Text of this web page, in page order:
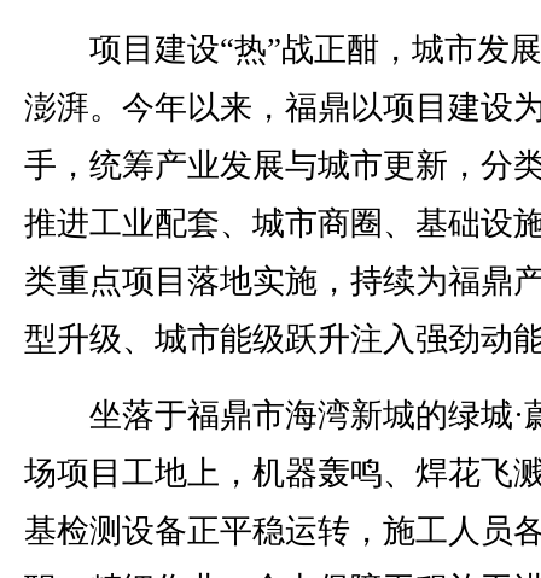
项目建设“热”战正酣，城市发
澎湃。今年以来，福鼎以项目建设
手，统筹产业发展与城市更新，分
推进工业配套、城市商圈、基础设
类重点项目落地实施，持续为福鼎
型升级、城市能级跃升注入强劲动
坐落于福鼎市海湾新城的绿城·
场项目工地上，机器轰鸣、焊花飞
基检测设备正平稳运转，施工人员